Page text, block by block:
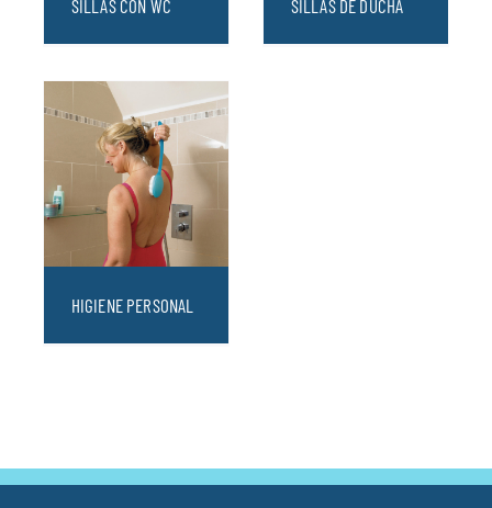
SILLAS CON WC SILLAS DE DUCHA
HIGIENE PERSONAL